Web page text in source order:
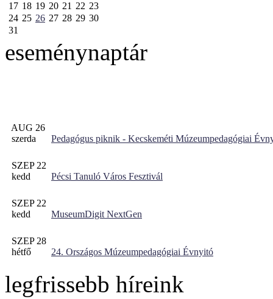
17 18 19 20 21 22 23
24 25 26 27 28 29 30
31
eseménynaptár
AUG 26
szerda
Pedagógus piknik - Kecskeméti Múzeumpedagógiai
SZEP 22
kedd
Pécsi Tanuló Város Fesztivál
SZEP 22
kedd
MuseumDigit NextGen
SZEP 28
hétfő
24. Országos Múzeumpedagógiai Évnyitó
legfrissebb híreink